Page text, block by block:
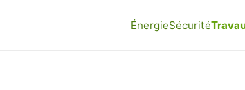
ÉnergieSécurité